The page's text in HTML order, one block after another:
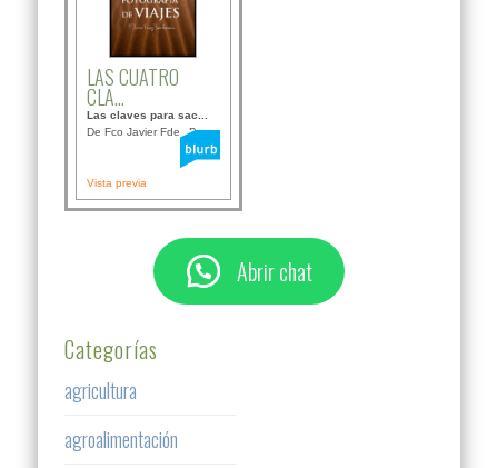
LAS CUATRO
CLA...
Las claves para sac...
De Fco Javier Fdez B...
Vista previa
Abrir chat
Categorías
agricultura
agroalimentación